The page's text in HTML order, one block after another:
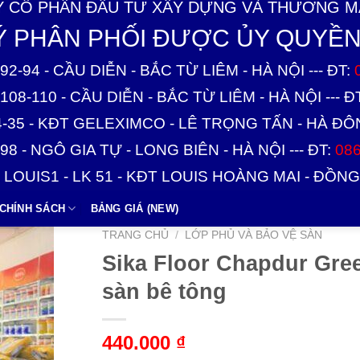
CỔ PHẦN ĐẦU TƯ XÂY DỰNG VÀ THƯƠNG
PHÂN PHỐI ĐƯỢC ỦY
94 - CẦU DIỄN - BẮC TỪ LIÊM - HÀ NỘI --- ĐT:
110 - CẦU DIỄN - BẮC TỪ LIÊM - HÀ NỘI ---
35 - KĐT GELEXIMCO - LÊ TRỌNG TẤN - HÀ
- NGÔ GIA TỰ - LONG BIÊN - HÀ NỘI --- ĐT:
LOUIS1 - LK 51 - KĐT LOUIS HOÀNG MAI -
CHÍNH SÁCH BẢNG GIÁ (NEW)
TRANG CHỦ / LỚP PHỦ VÀ BẢO VỆ SÀN
Sika Floor Chapdur
sàn bê tông
440.000 ₫